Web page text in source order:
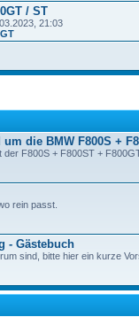
/ ST
21:03
die BMW F800S +
der F800S + F800ST +
rein passt.
- Gästebuch
sind, bitte hier ein kurze